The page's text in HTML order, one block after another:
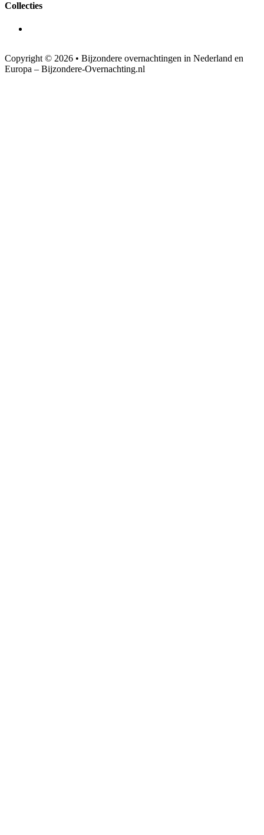
Collecties
Copyright © 2026 • Bijzondere overnachtingen in Nederland en
Europa – Bijzondere-Overnachting.nl